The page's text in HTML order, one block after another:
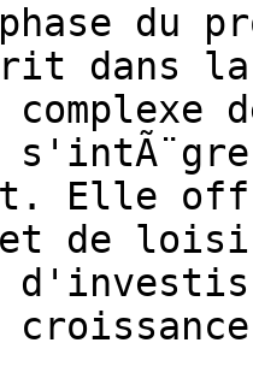
du
dans la
Elle
et de